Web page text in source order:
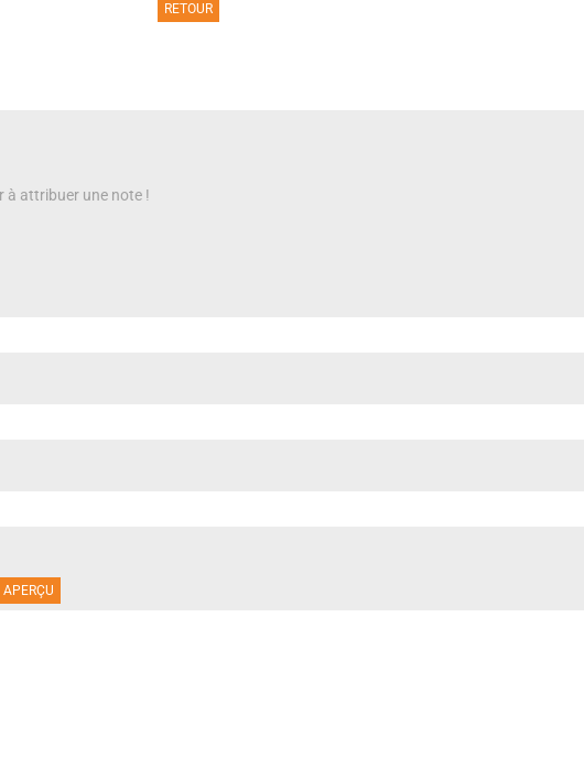
RETOUR
à attribuer une note !
APERÇU